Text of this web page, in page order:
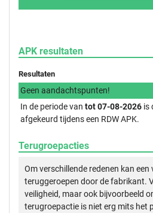
APK resultaten
Resultaten
Geen aandachtspunten!
In de periode van tot 07-08-2026 is
afgekeurd tijdens een RDW APK.
Terugroepacties
Om verschillende redenen kan
teruggeroepen door de fabrikant.
veiligheid, maar ook bijvoorbeeld
terugroepactie is niet erg mits het